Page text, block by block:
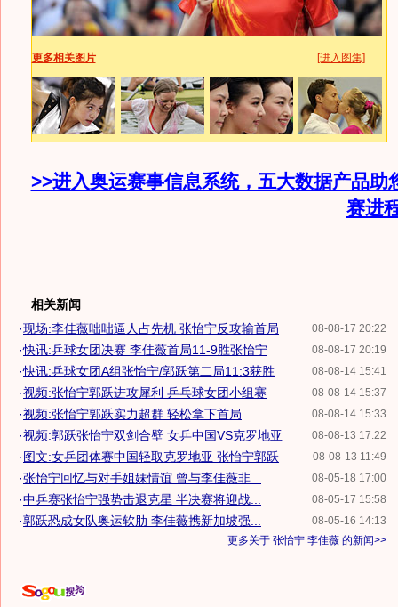
更多相关图片 [进入图集]
>>进入奥运赛事信息系统，五大数据产品助
赛进
相关新闻
08-08-17 20:22
·现场:李佳薇咄咄逼人占先机 张怡宁反攻输首局
08-08-17 20:19
·快讯:乒球女团决赛 李佳薇首局11-9胜张怡宁
08-08-14 15:41
·快讯:乒球女团A组张怡宁/郭跃第二局11:3获胜
08-08-14 15:37
·视频:张怡宁郭跃进攻犀利 乒乓球女团小组赛
08-08-14 15:33
·视频:张怡宁郭跃实力超群 轻松拿下首局
08-08-13 17:22
·视频:郭跃张怡宁双剑合壁 女乒中国VS克罗地亚
08-08-13 11:49
·图文:女乒团体赛中国轻取克罗地亚 张怡宁郭跃
08-05-18 17:00
·张怡宁回忆与对手姐妹情谊 曾与李佳薇非...
08-05-17 15:58
·中乒赛张怡宁强势击退克星 半决赛将迎战...
08-05-16 14:13
·郭跃恐成女队奥运软肋 李佳薇携新加坡强...
更多关于 张怡宁 李佳薇 的新闻>>